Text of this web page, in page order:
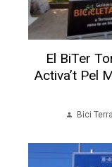
El BiTer
Activa’t Pel
Bici